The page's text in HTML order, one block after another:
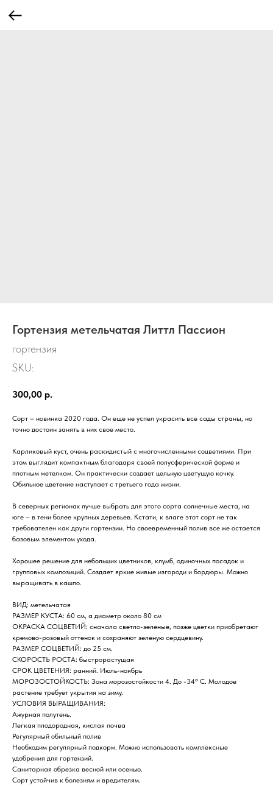
Гортензия метельчатая Литтл Пассион
гортензия
SKU:
300,00 р.
Сорт – новинка 2020 года. Он еще не успел украсить все сады страны, но
точно достоин занять в них свое место.
Карликовый куст, очень раскидистый с многочисленными соцветиями. При
этом выглядит компактным благодаря своей полусферической форме и
плотным метелкам. Он практически создает цельную цветущую кочку.
Обильное цветение наступает с третьего года жизни.
В северных регионах лучше выбрать для этого сорта солнечные места, на
юге – в тени более крупных деревьев. Кстати, к влаге этот сорт не так
требователен как други гортензии. Но своевременный полив все же остается
базовым элементом ухода.
Хорошее решение для небольших цветников, клумб, одиночных посадок и
групповых композиций. Создает яркие живые изгороди и бордюры. Можно
выращивать в кашпо.
ВИД: метельчатая
РАЗМЕР КУСТА: 60 см, а диаметр около 80 см
ОКРАСКА СОЦВЕТИЙ: сначала светло-зеленые, позже цветки приобретают
кремово-розовый оттенок и сохраняют зеленую сердцевину.
РАЗМЕР СОЦВЕТИЙ: до 25 см.
СКОРОСТЬ РОСТА: быстрорастущая
СРОК ЦВЕТЕНИЯ: ранний. Июль-ноябрь
МОРОЗОСТОЙКОСТЬ: Зона морозостойкости 4. До -34° C. Молодое
растение требует укрытия на зиму.
УСЛОВИЯ ВЫРАЩИВАНИЯ:
Ажурная полутень.
Легкая плодородная, кислая почва
Регулярный обильный полив
Необходим регулярный подкорм. Можно использовать комплексные
удобрения для гортензий.
Санитарная обрезка весной или осенью.
Сорт устойчив к болезням и вредителям.